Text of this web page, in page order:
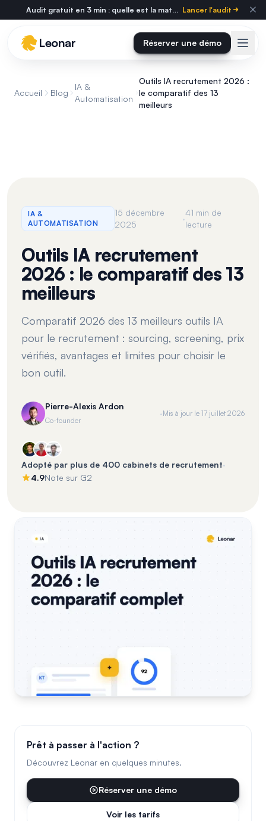
Skip to main content Audit gratuit en 3 min : quelle est la maturité tech de votre cabinet ? Lancer l'audit
Leonar Réserver une démo
Accueil Blog
IA &
Automatisation
Outils IA recrutement 2026 :
le comparatif des 13
meilleurs
IA &
AUTOMATISATION
15 décembre
2025
·
41 min de
lecture
Outils IA recrutement
2026 : le comparatif des 13
meilleurs
Comparatif 2026 des 13 meilleurs outils IA
pour le recrutement : sourcing, screening, prix
vérifiés, avantages et limites pour choisir le
bon outil.
Pierre-Alexis Ardon
Co-founder
·Mis à jour le 17 juillet 2026
Adopté par plus de 400 cabinets de recrutement·
4.9Note sur G2
Prêt à passer à l'action ?
Découvrez Leonar en quelques minutes.
Réserver une démo
Voir les tarifs